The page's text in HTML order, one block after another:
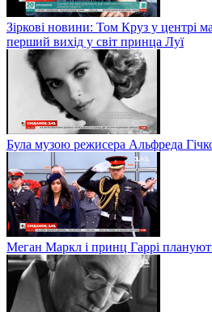
Зіркові новини: Том Круз у центрі
перший вихід у світ принца Луї
Була музою режисера Альфреда
Меган Маркл і принц Гаррі